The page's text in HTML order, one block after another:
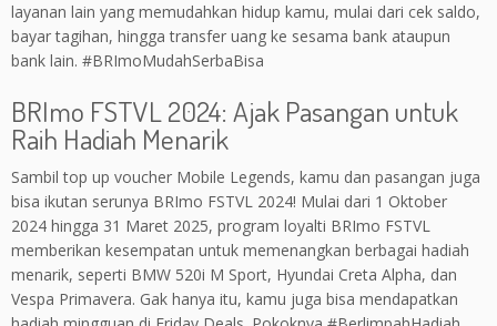
layanan lain yang memudahkan hidup kamu, mulai dari cek saldo,
bayar tagihan, hingga transfer uang ke sesama bank ataupun
bank lain. #BRImoMudahSerbaBisa
BRImo FSTVL 2024: Ajak Pasangan untuk
Raih Hadiah Menarik
Sambil top up voucher Mobile Legends, kamu dan pasangan juga
bisa ikutan serunya BRImo FSTVL 2024! Mulai dari 1 Oktober
2024 hingga 31 Maret 2025, program loyalti BRImo FSTVL
memberikan kesempatan untuk memenangkan berbagai hadiah
menarik, seperti BMW 520i M Sport, Hyundai Creta Alpha, dan
Vespa Primavera. Gak hanya itu, kamu juga bisa mendapatkan